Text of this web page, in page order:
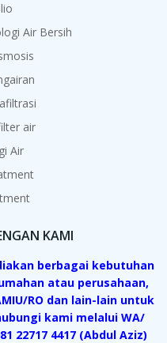
Air Bersih
air
Air
KAMI
berbagai kebutuhan
atau perusahaan,
RO dan lain-lain untuk
kami melalui WA/
22717 4417 (Abdul Aziz)